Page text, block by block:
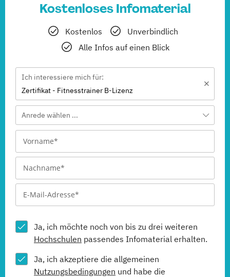
Kostenloses Infomaterial
Kostenlos
Unverbindlich
Alle Infos auf einen Blick
Ich interessiere mich für:
Zertifikat - Fitnesstrainer B-Lizenz
Anrede wählen ...
Ja, ich möchte noch von bis zu drei weiteren
Hochschulen passendes Infomaterial erhalten.
Ja, ich akzeptiere die allgemeinen
Nutzungsbedingungen und habe die